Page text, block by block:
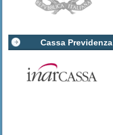
Cassa Previdenza